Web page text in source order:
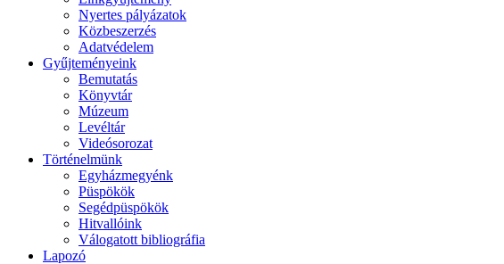
Nyertes pályázatok
Közbeszerzés
Adatvédelem
Gyűjteményeink
Bemutatás
Könyvtár
Múzeum
Levéltár
Videósorozat
Történelmünk
Egyházmegyénk
Püspökök
Segédpüspökök
Hitvallóink
Válogatott bibliográfia
Lapozó